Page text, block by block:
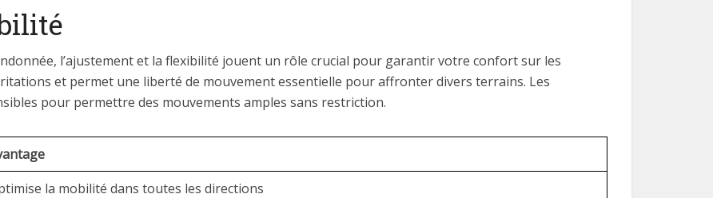
l’ajustement et la flexibilité jouent un rôle crucial pour garantir votre confort sur les
et permet une liberté de mouvement essentielle pour affronter divers terrains. Les
pour permettre des mouvements amples sans restriction.
la mobilité dans toutes les directions